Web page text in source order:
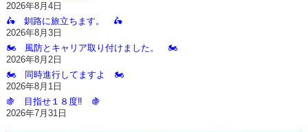
2026年8月4日
🛵 釧路に旅立ちます。 🛵
2026年8月3日
🏍️ 風防とキャリア取り付けました。 🏍️
2026年8月2日
🏍️ 同時進行してますよ 🏍️
2026年8月1日
🍇 目指せ１８度‼️ 🍇
2026年7月31日